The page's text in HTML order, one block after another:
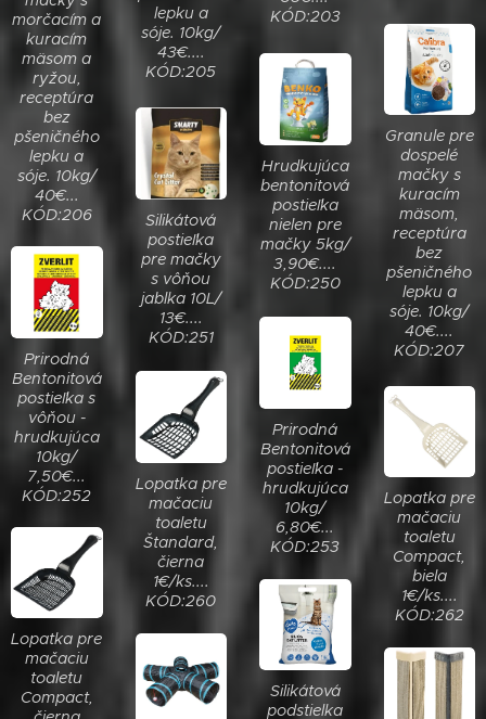
KÓD:203
lepku a
sóje. 10kg/
43€....
KÓD:205
morčacím a
kuracím
mäsom a
ryžou,
receptúra
bez
pšeničného
lepku a
sóje. 10kg/
40€...
KÓD:206
Granule pre
dospelé
mačky s
kuracím
mäsom,
receptúra
bez
pšeničného
lepku a
sóje. 10kg/
40€....
KÓD:207
Hrudkujúca
bentonitová
postieľka
nielen pre
mačky 5kg/
3,90€....
KÓD:250
Silikátová
postieľka
pre mačky
s vôňou
jablka 10L/
13€....
KÓD:251
Prirodná
Bentonitová
postieľka s
vôňou -
hrudkujúca
10kg/
7,50€...
KÓD:252
Prirodná
Bentonitová
postieľka -
hrudkujúca
10kg/
6,80€...
KÓD:253
Lopatka pre
mačaciu
toaletu
Štandard,
čierna
1€/ks....
KÓD:260
Lopatka pre
mačaciu
toaletu
Compact,
biela
1€/ks....
KÓD:262
Lopatka pre
mačaciu
toaletu
Compact,
Silikátová
podstielka